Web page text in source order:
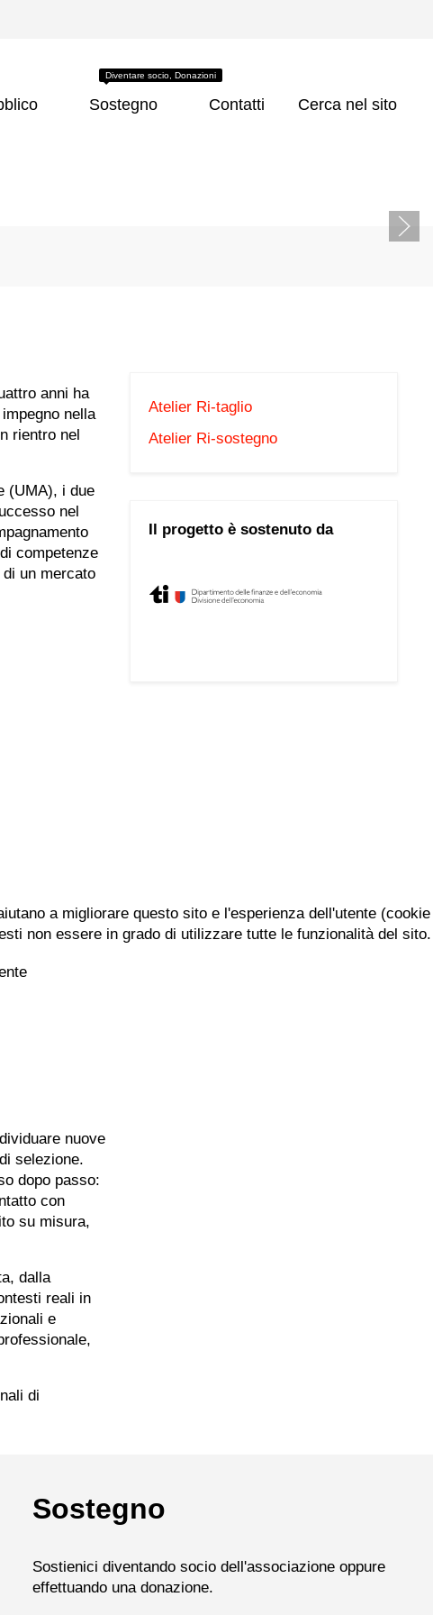
Sostegno
Diventare socio, Donazioni
Contatti Cerca nel sito
anni ha
nella
rientro nel
(UMA), i due
nel
competenze
un mercato
nuove
selezione.
dopo passo:
con
su misura,
dalla
reali in
e
di
Atelier Ri-taglio
Atelier Ri-sostegno
Il progetto è sostenuto da
Sostegno
Sostienici diventando socio dell'associazione oppure
effettuando una donazione.
a migliorare questo sito e l'esperienza dell'utente (cookie
non essere in grado di utilizzare tutte le funzionalità del sito.